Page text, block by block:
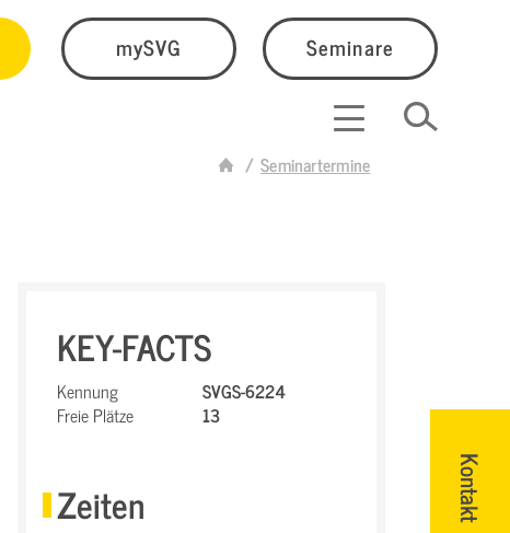
mySVG Seminare
Seminartermine
Kontakt
KEY-FACTS
Kennung
SVGS-6224
Freie Plätze
13
Zeiten